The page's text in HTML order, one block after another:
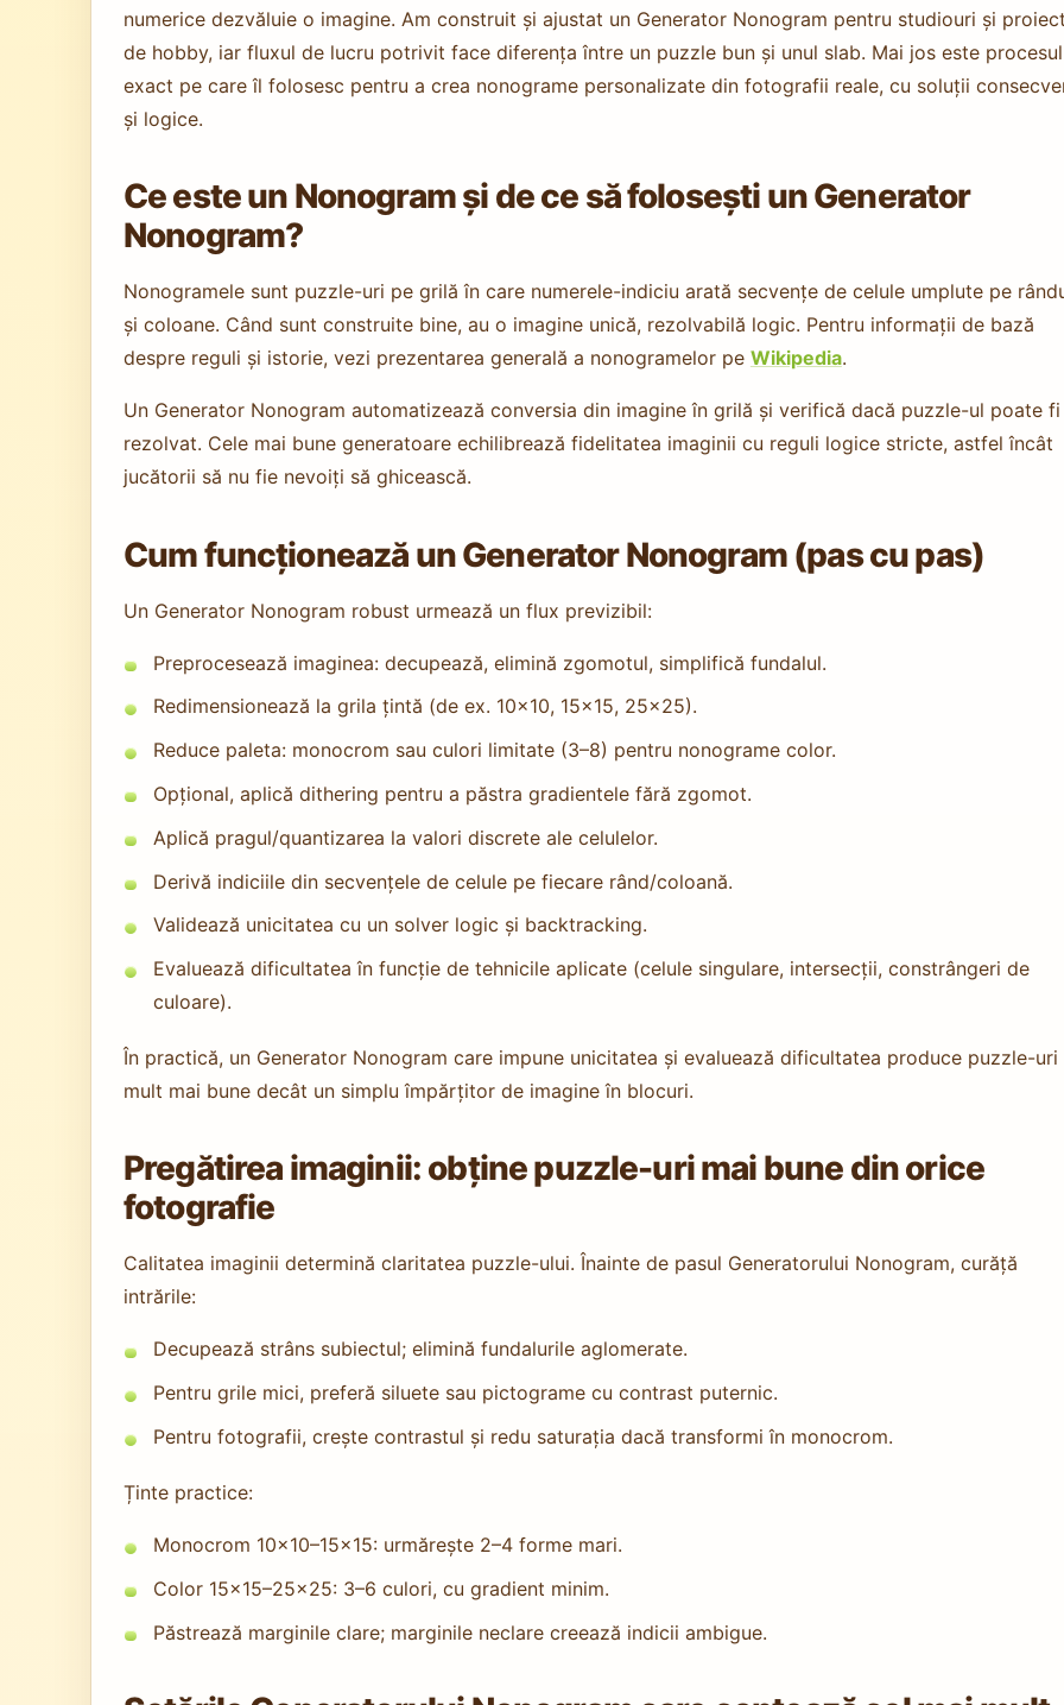
numerice dezvăluie o imagine. Am construit și ajustat un Generator Nonogram pentru studiouri și
de hobby, iar fluxul de lucru potrivit face diferența între un puzzle bun și unul slab. Mai jos este procesul
exact pe care îl folosesc pentru a crea nonograme personalizate din fotografii reale, cu soluții
și logice.
Ce este un Nonogram și de ce să folosești un Generator
Nonogram?
Nonogramele sunt puzzle-uri pe grilă în care numerele-indiciu arată secvențe de celule umplute pe
și coloane. Când sunt construite bine, au o imagine unică, rezolvabilă logic. Pentru informații de bază
despre reguli și istorie, vezi prezentarea generală a nonogramelor pe Wikipedia.
Un Generator Nonogram automatizează conversia din imagine în grilă și verifică dacă puzzle-ul poate fi
rezolvat. Cele mai bune generatoare echilibrează fidelitatea imaginii cu reguli logice stricte, astfel încât
jucătorii să nu fie nevoiți să ghicească.
Cum funcționează un Generator Nonogram (pas cu pas)
Un Generator Nonogram robust urmează un flux previzibil:
Preprocesează imaginea: decupează, elimină zgomotul, simplifică fundalul.
Redimensionează la grila țintă (de ex. 10×10, 15×15, 25×25).
Reduce paleta: monocrom sau culori limitate (3–8) pentru nonograme color.
Opțional, aplică dithering pentru a păstra gradientele fără zgomot.
Aplică pragul/quantizarea la valori discrete ale celulelor.
Derivă indiciile din secvențele de celule pe fiecare rând/coloană.
Validează unicitatea cu un solver logic și backtracking.
Evaluează dificultatea în funcție de tehnicile aplicate (celule singulare, intersecții, constrângeri de
culoare).
În practică, un Generator Nonogram care impune unicitatea și evaluează dificultatea produce puzzle-uri
mult mai bune decât un simplu împărțitor de imagine în blocuri.
Pregătirea imaginii: obține puzzle-uri mai bune din orice
fotografie
Calitatea imaginii determină claritatea puzzle-ului. Înainte de pasul Generatorului Nonogram, curăță
intrările:
Decupează strâns subiectul; elimină fundalurile aglomerate.
Pentru grile mici, preferă siluete sau pictograme cu contrast puternic.
Pentru fotografii, crește contrastul și redu saturația dacă transformi în monocrom.
Ținte practice:
Monocrom 10×10–15×15: urmărește 2–4 forme mari.
Color 15×15–25×25: 3–6 culori, cu gradient minim.
Păstrează marginile clare; marginile neclare creează indicii ambigue.